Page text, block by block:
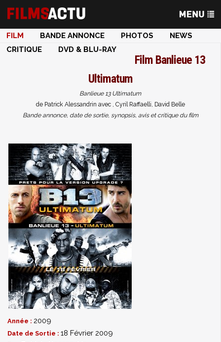
FILM BANDE ANNONCE PHOTOS
NEWS
CRITIQUE
DVD & BLU-RAY
Film Banlieue 13
Ultimatum
Banlieue 13 Ultimatum
de Patrick Alessandrin avec , Cyril Raffaelli, David Belle
Bande annonce, date de sortie, synopsis, avis et critique du film
Année : 2009
Date de Sortie : 18 Février 2009